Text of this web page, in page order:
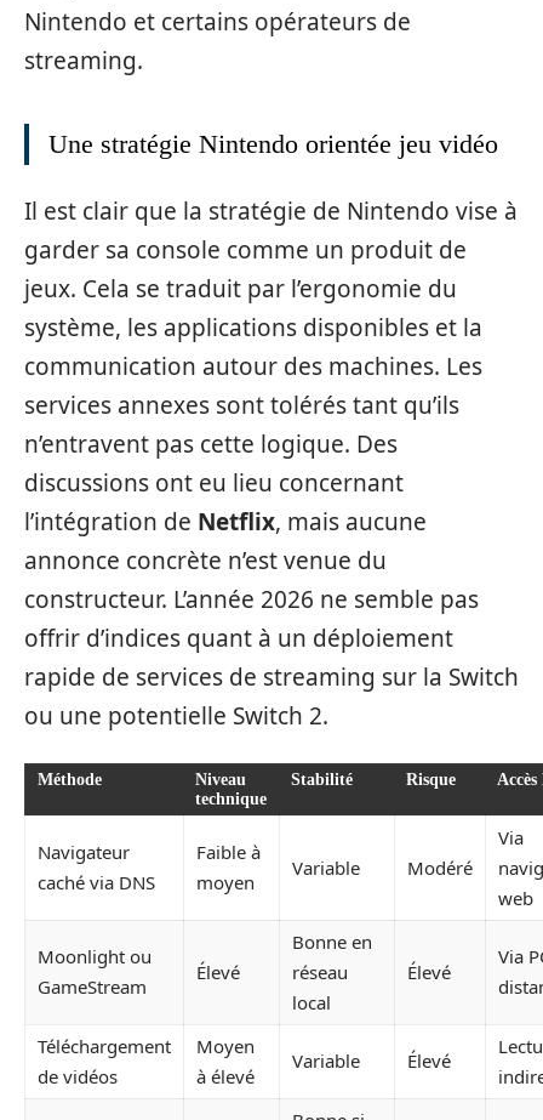
Nintendo et certains opérateurs de
streaming.
Une stratégie Nintendo orientée jeu vidéo
Il est clair que la stratégie de Nintendo vise à
garder sa console comme un produit de
jeux. Cela se traduit par l’ergonomie du
système, les applications disponibles et la
communication autour des machines. Les
services annexes sont tolérés tant qu’ils
n’entravent pas cette logique. Des
discussions ont eu lieu concernant
l’intégration de Netflix, mais aucune
annonce concrète n’est venue du
constructeur. L’année 2026 ne semble pas
offrir d’indices quant à un déploiement
rapide de services de streaming sur la Switch
ou une potentielle Switch 2.
Méthode
Niveau
technique
Stabilité Risque
Navigateur
caché via DNS
Faible à
moyen
Variable Modéré
Via
web
Moonlight ou
GameStream
Élevé
Bonne en
réseau
local
Élevé
Via
Téléchargement
de vidéos
Moyen
à élevé
Variable Élevé